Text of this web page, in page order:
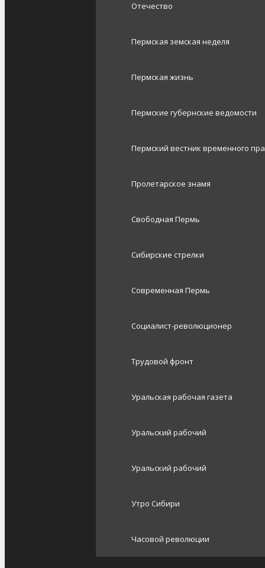
Отечество
Пермская земская неделя
Пермская жизнь
Пермские губернские ведомости
Пермский вестник временного
Пролетарское знамя
Свободная Пермь
Сибирские стрелки
Современная Пермь
Социалист-революционер
Трудовой фронт
Уральская рабочая газета
Уральский рабочий
Уральский рабочий
Утро Сибири
Часовой революции